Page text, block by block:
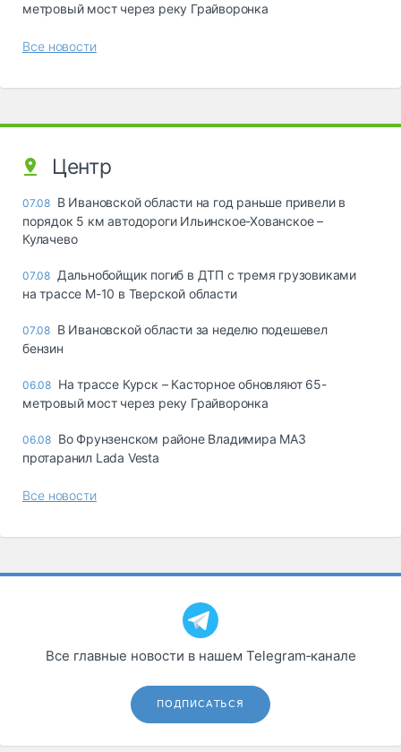
метровый мост через реку Грайворонка
Все новости
Центр
07.08 В Ивановской области на год раньше привели в
порядок 5 км автодороги Ильинское-Хованское –
Кулачево
07.08 Дальнобойщик погиб в ДТП с тремя грузовиками
на трассе М-10 в Тверской области
07.08 В Ивановской области за неделю подешевел
бензин
06.08 На трассе Курск – Касторное обновляют 65-
метровый мост через реку Грайворонка
06.08 Во Фрунзенском районе Владимира МАЗ
протаранил Lada Vesta
Все новости
Все главные новости в нашем Telegram‑канале
ПОДПИСАТЬСЯ